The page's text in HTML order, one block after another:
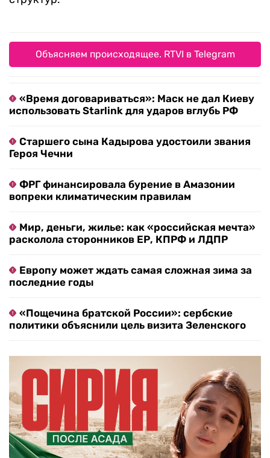
Объясняем происходящее. RTVI в Telegram
«Время договариваться»: Маск не дал Киеву
использовать Starlink для ударов вглубь РФ
Старшего сына Кадырова удостоили звания
Героя Чечни
ФРГ финансировала бурение в Амазонии
вопреки климатическим правилам
Мир, деньги, жилье: как «российская мечта»
расколола сторонников ЕР, КПРФ и ЛДПР
Европу может ждать самая сложная зима за
последние годы
«Пощечина братской России»: сербские
политики объяснили цель визита Зеленского